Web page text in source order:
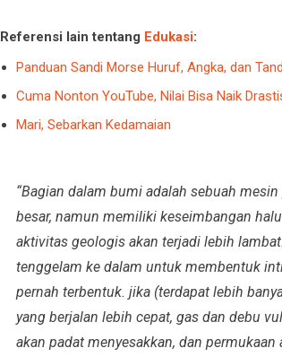
Referensi lain tentang Edukasi:
Panduan Sandi Morse Huruf, Angka, dan
Cuma Nonton YouTube, Nilai Bisa Naik
Mari, Sebarkan Kedamaian
“Bagian dalam bumi adalah sebuah
besar, namun memiliki keseimbangan
aktivitas geologis akan terjadi lebih
tenggelam ke dalam untuk membentuk
pernah terbentuk. jika (terdapat lebih
yang berjalan lebih cepat, gas dan debu
akan padat menyesakkan, dan